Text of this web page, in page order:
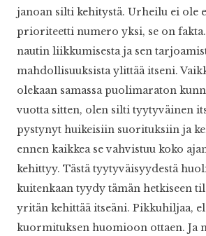
janoan silti kehitystä. Urheilu ei ole
prioriteetti numero yksi, se on
nautin liikkumisesta ja sen
mahdollisuuksista ylittää itseni.
olekaan samassa puolimaraton
vuotta sitten, olen silti tyytyväinen
pystynyt huikeisiin suorituksiin ja
ennen kaikkea se vahvistuu koko
kehittyy. Tästä tyytyväisyydestä
kuitenkaan tyydy tämän hetkiseen
yritän kehittää itseäni. Pikkuhiljaa,
kuormituksen huomioon ottaen. Ja